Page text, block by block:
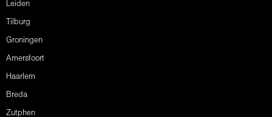
Leiden
Tilburg
Groningen
Amersfoort
Haarlem
Breda
Zutphen